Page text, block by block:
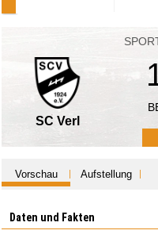
SC Verl
Vorschau Aufstellung
Daten und Fakten